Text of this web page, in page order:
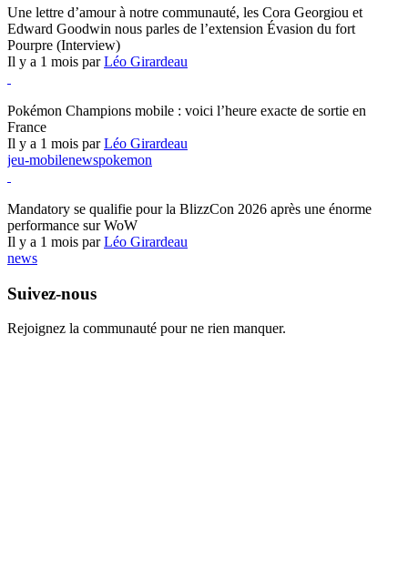
Une lettre d’amour à notre communauté, les Cora Georgiou et
Edward Goodwin nous parles de l’extension Évasion du fort
Pourpre (Interview)
Il y a 1 mois parLéo Girardeau
Pokémon Champions mobile : voici l’heure exacte de sortie en
France
Il y a 1 mois parLéo Girardeau
jeu-mobilenewspokemon
Mandatory se qualifie pour la BlizzCon 2026 après une énorme
performance sur WoW
Il y a 1 mois parLéo Girardeau
news
Suivez-nous
Rejoignez la communauté pour ne rien manquer.